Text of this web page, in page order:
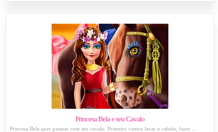
Princesa Bela e seu Cavalo
Princesa Bela quer passear com seu cavalo. Primeiro vamos lavar o cabelo, fazer ...